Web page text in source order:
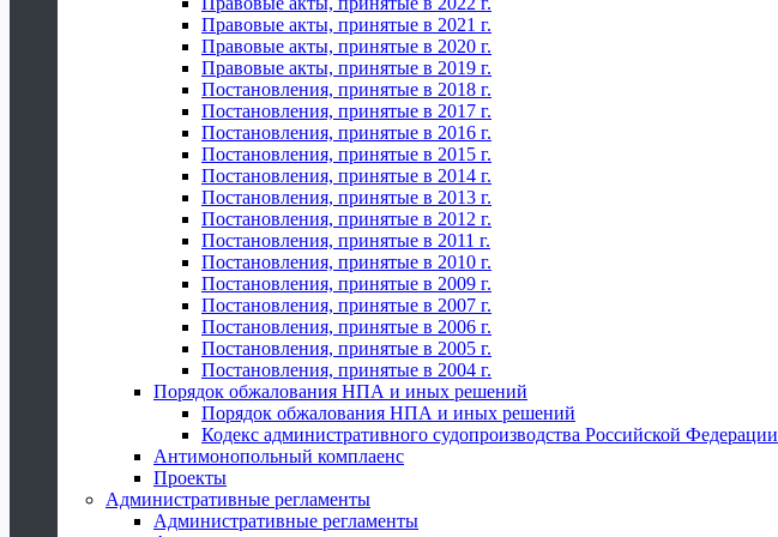
Правовые акты, принятые в 2021 г.
Правовые акты, принятые в 2020 г.
Правовые акты, принятые в 2019 г.
Постановления, принятые в 2018 г.
Постановления, принятые в 2017 г.
Постановления, принятые в 2016 г.
Постановления, принятые в 2015 г.
Постановления, принятые в 2014 г.
Постановления, принятые в 2013 г.
Постановления, принятые в 2012 г.
Постановления, принятые в 2011 г.
Постановления, принятые в 2010 г.
Постановления, принятые в 2009 г.
Постановления, принятые в 2007 г.
Постановления, принятые в 2006 г.
Постановления, принятые в 2005 г.
Постановления, принятые в 2004 г.
Порядок обжалования НПА и иных решений
Порядок обжалования НПА и иных решений
Кодекс административного судопроизводства Российской Федерации
Антимонопольный комплаенс
Проекты
Административные регламенты
Административные регламенты